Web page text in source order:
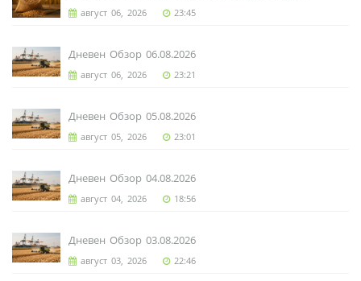
август 06, 2026 23:45
Дневен Обзор 06.08.2026
август 06, 2026 23:21
Дневен Обзор 05.08.2026
август 05, 2026 23:01
Дневен Обзор 04.08.2026
август 04, 2026 18:56
Дневен Обзор 03.08.2026
август 03, 2026 22:46